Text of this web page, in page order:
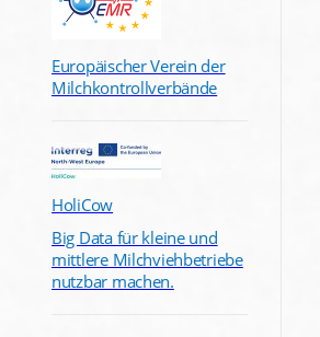
Europäischer Verein der
Milchkontrollverbände
HoliCow
Big Data für kleine und
mittlere Milchviehbetriebe
nutzbar machen.